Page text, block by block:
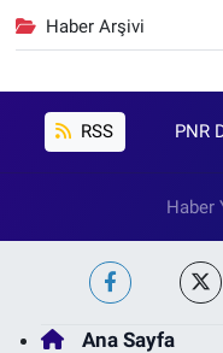
Haber Arşivi
RSS PNR
Haber
Ana Sayfa